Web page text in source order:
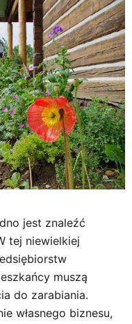
jest znaleźć
tej niewielkiej
muszą
do zarabiania.
własnego biznesu,